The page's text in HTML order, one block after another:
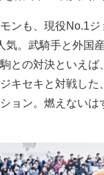
ンも、現役No.1
気。武騎手と外国
との対決といえば
キセキと対戦した
ョン。燃えないは